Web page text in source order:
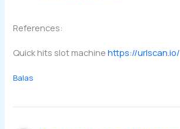
References:
Quick hits slot machinehttps://urlscan.io/
Balas